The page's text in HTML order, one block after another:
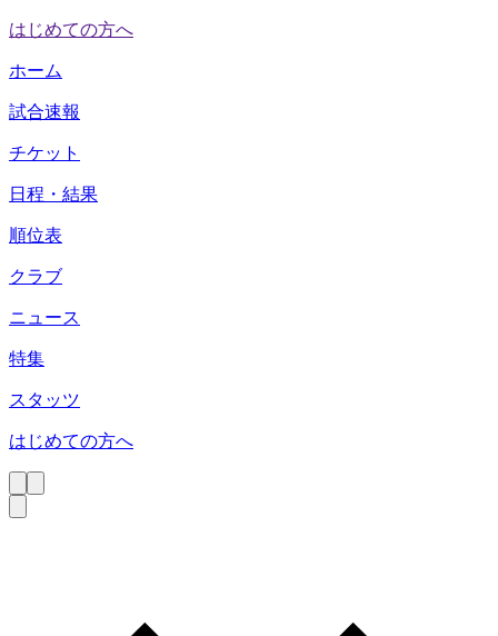
はじめての方へ
ホーム
試合速報
チケット
日程・結果
順位表
クラブ
ニュース
特集
スタッツ
はじめての方へ